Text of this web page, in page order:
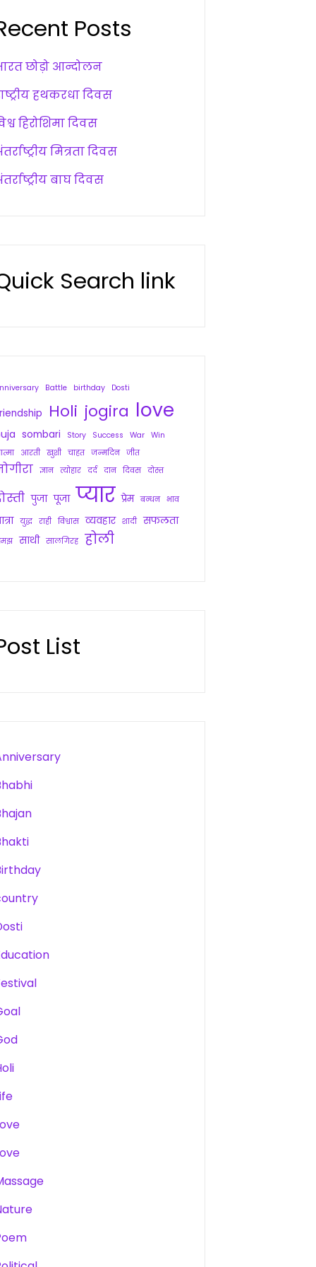
Posts
छोड़ो आन्दोलन
हथकरधा दिवस
हिरोशिमा दिवस
मित्रता दिवस
बाघ दिवस
Search link
Battle birthday Dosti
Holi jogira love
sombari Story Success War
Win
आरती खुशी चाहत जन्मदिन जीत
ज्ञान त्योहार दर्द दान दिवस दोस्त
पुजा पूजा प्यार प्रेम बन्धन भाव
युद्ध राही विश्वास व्यवहार शादी सफलता
साथी सालगिरह होली
List